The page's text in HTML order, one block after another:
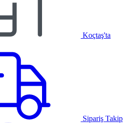
Koçtaş'ta
Sipariş Takip